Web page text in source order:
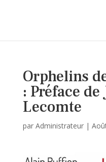
Orphelins
: Préface de
Lecomte
par Administrateur|